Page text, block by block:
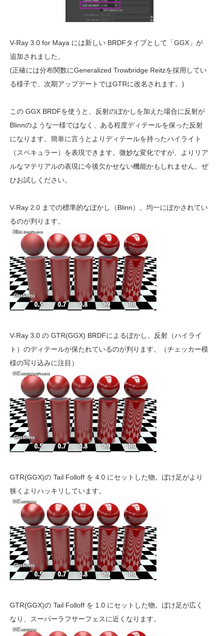
V-Ray 3.0 for Maya には新しい BRDFタイプとして「GGX」が
追加されました。
(正確には分布関数にGeneralized Trowbridge Reitzを採用してい
る様子で、次期アップデートではGTRに改名されます。)
この GGX BRDFを使うと、反射のぼかしを加えた場合に反射が
Blinnのような一様ではなく、ある程度ディテールを保った反射
になります。簡単に言うとよりディテールを持ったハイライト
（スペキュラー）を表現できます。微妙な変化ですが、よりリア
ルなマテリアルの表現に今後欠かせない機能かもしれません。ぜ
ひお試しください。
V-Ray 2.0 までの標準的なぼかし（Blinn）。均一にぼかされてい
るのが判ります。
V-Ray 3.0 の GTR(GGX) BRDFによるぼかし。反射（ハイライ
ト）のディテールが保たれているのが判ります。（チェッカー模
様の写り込みに注目）
GTR(GGX)の Tail Folloff を 4.0 にセットした物。ぼけ足がより
狭くよりハッキリしています。
GTR(GGX)の Tail Folloff を 1.0 にセットした物。ぼけ足が広く
なり、スーパーラフサーフェスに近くなります。